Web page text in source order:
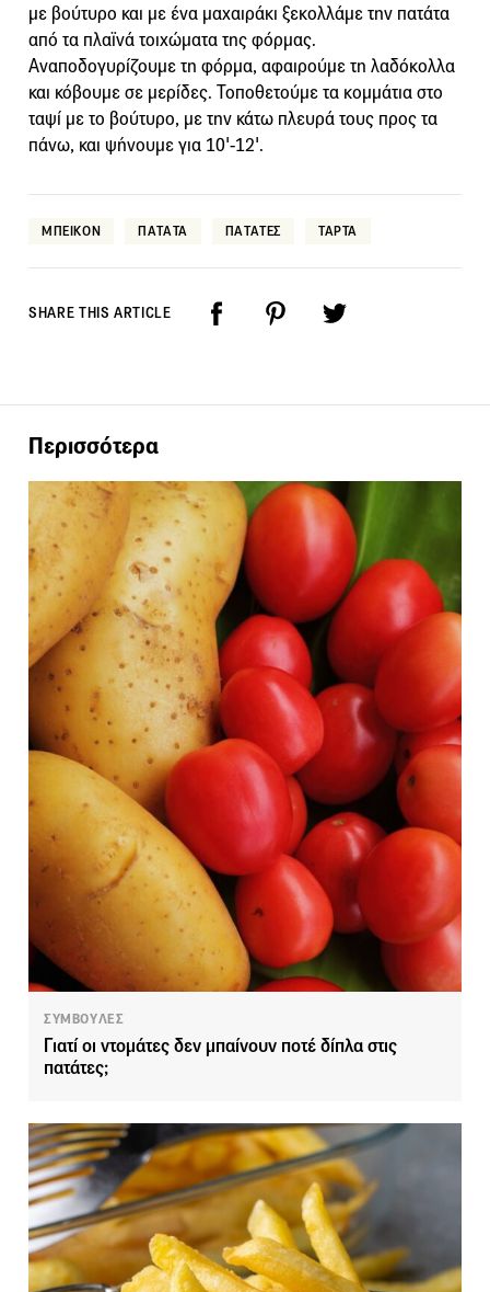
με βούτυρο και με ένα μαχαιράκι ξεκολλάμε την πατάτα
από τα πλαϊνά τοιχώματα της φόρμας.
Αναποδογυρίζουμε τη φόρμα, αφαιρούμε τη λαδόκολλα
και κόβουμε σε μερίδες. Τοποθετούμε τα κομμάτια στο
ταψί με το βούτυρο, με την κάτω πλευρά τους προς τα
πάνω, και ψήνουμε για 10'-12'.
ΜΠΕΙΚΟΝ ΠΑΤΑΤΑ ΠΑΤΑΤΕΣ ΤΑΡΤΑ
SHARE THIS ARTICLE
Περισσότερα
ΣΥΜΒΟΥΛΕΣ
Γιατί οι ντομάτες δεν μπαίνουν ποτέ δίπλα στις
πατάτες;